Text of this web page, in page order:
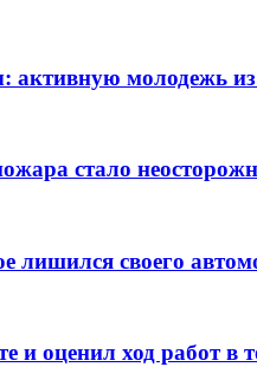
активную молодежь
стало
лишился своего
и оценил ход работ в